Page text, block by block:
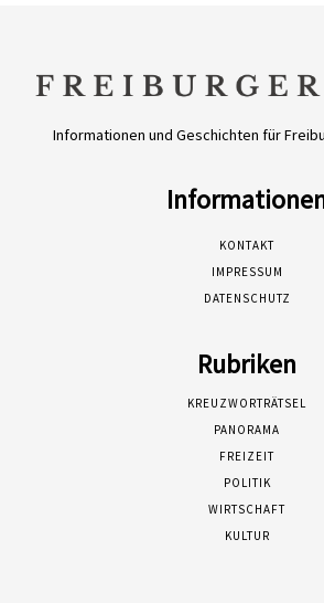
Informationen und Geschichten für
KONTAKT
IMPRESSUM
DATENSCHUTZ
Rubriken
KREUZWORTRÄTSEL
PANORAMA
FREIZEIT
POLITIK
WIRTSCHAFT
KULTUR